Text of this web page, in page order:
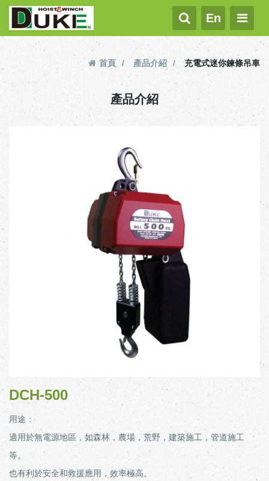
En
首頁 產品介紹 充電式迷你鍊條吊車
產品介紹
DCH-500
用途：
適用於無電源地區，如森林，農場，荒野，建築施工，管道施工
等。
也有利於安全和救援應用，效率極高。